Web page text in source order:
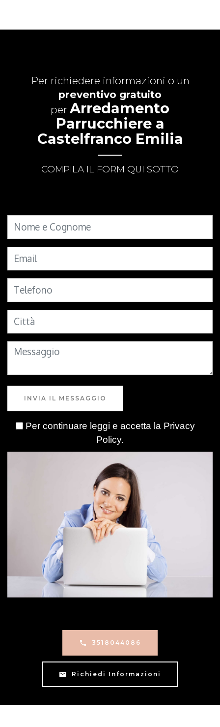
Per richiedere informazioni o un
preventivo gratuito
per Arredamento
Parrucchiere a
Castelfranco Emilia
COMPILA IL FORM QUI SOTTO
INVIA IL MESSAGGIO
Per continuare leggi e accetta la Privacy
Policy.
3518044086
Richiedi Informazioni